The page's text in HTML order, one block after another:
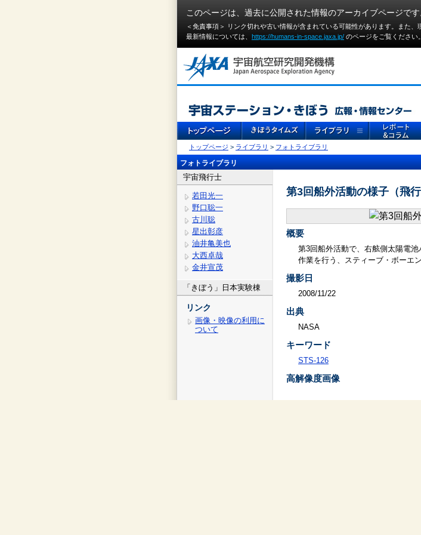
このページは、過去に公開された情報のアーカイブページです
＜免責事項＞ リンク切れや古い情報が含まれている可能性があります。また
最新情報については、 https://humans-in-space.jaxa.jp/ のページをご覧ください。
トップページ > ライブラリ > フォトライブラリ
フォトライブラリ
宇宙飛行士
若田光一
野口聡一
古川聡
星出彰彦
油井亀美也
大西卓哉
金井宣茂
「きぼう」日本実験棟
リンク
画像・映像の利用に
ついて
第3回船外活動の様子（飛行
概要
第3回船外活動で、右舷側太陽電
作業を行う、スティーブ・ボーエ
撮影日
2008/11/22
出典
NASA
キーワード
STS-126
高解像度画像